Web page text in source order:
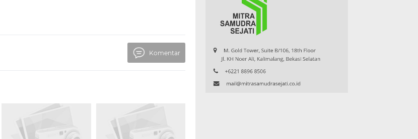
Komentar